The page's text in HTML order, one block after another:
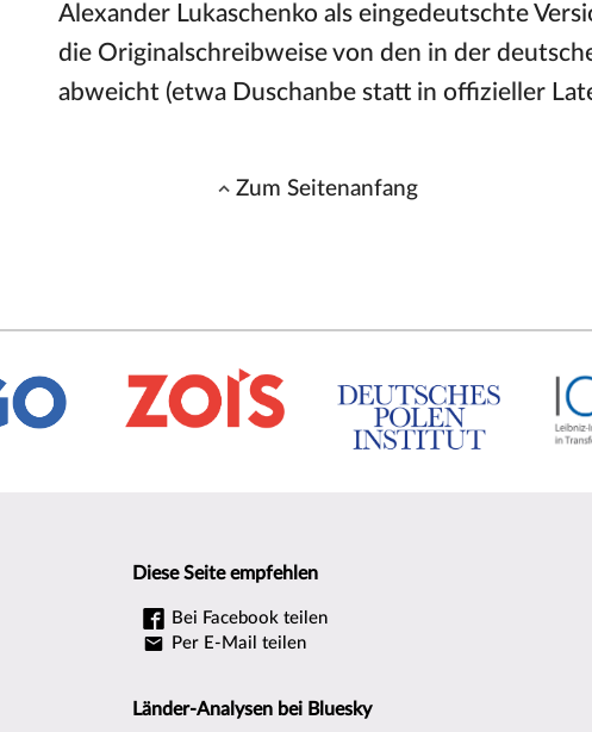
Alexander Lukaschenko als eingedeutschte
die Originalschreibweise von den in der
abweicht (etwa Duschanbe statt in offizieller
Zum Seitenanfang
Diese Seite empfehlen
Bei Facebook teilen
Per E-Mail teilen
Länder-Analysen bei Bluesky